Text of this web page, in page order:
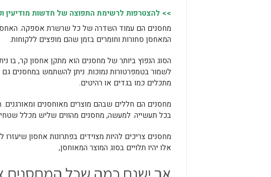
>> להצטרפות לרשימת התפוצה של חדשות מודיעין
מחסנים הם עמוד השדרה של כל שרשרת אספקה.
המאחסן סחורות וחומרים בזמן שהם מופצים ללקוחות.
הסוג הנפוץ ביותר של מחסנים הוא מתקן אחסון קר, בו
לשמור בטמפרטורות נמוכות. ניתן להשתמש במחסנים
מתכלים כמו בגדים או רהיטים.
מחסנים הם חללים שבהם מוצרים מאוחסנים
בכל תעשייה. למעשה, מחסנים מהווים שליש מכלל
מחסנים צריכים להיות מצוידים בפתרונות אחסון
אלו יהיו תלויים בסוג המוצר המאוחסן,